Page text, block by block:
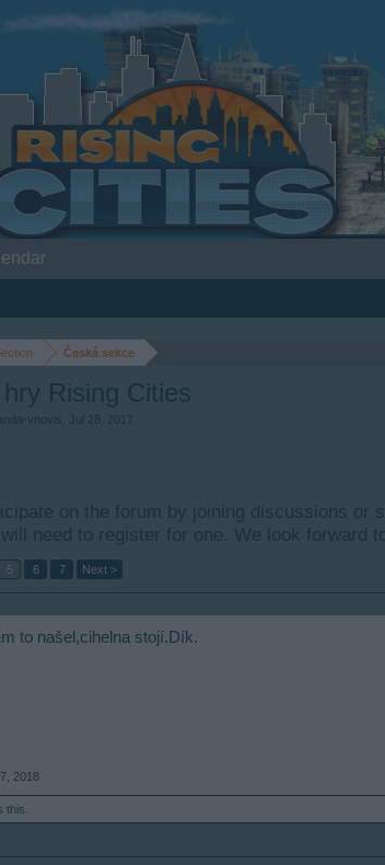
Česká sekce
Rising Cities
vnovis Jul 28, 2017
on the forum by joining discussions
need to register for one. We look forward
5 6 7 Next >
to našel,cihelna stojí.Dík.
2018
this.